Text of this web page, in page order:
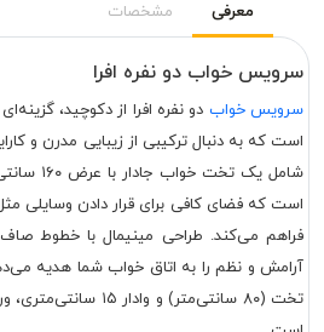
معرفی مشخصات
سرویس خواب دو نفره افرا
سرویس خواب دو نفره افرا از دکوچید،
است که به دنبال ترکیبی از زیبایی مدرن و
شامل یک
است که فضای کافی برای قرار دادن وسایلی
فراهم می‌کند. طراحی مینیمال با خطوط
آرامش و نظم را به اتاق خواب شما هدیه
تخت (۸۰ سانتی‌متر) و